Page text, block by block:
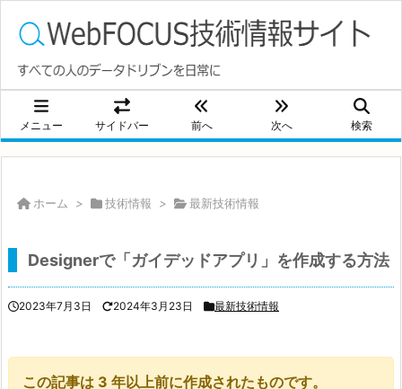
メニュー サイドバー 前へ 次へ 検索
ホーム > 技術情報 > 最新技術情報
Designerで「ガイデッドアプリ」を作成する方法
2023年7月3日 2024年3月23日 最新技術情報
この記事は 3 年以上前に作成されたものです。